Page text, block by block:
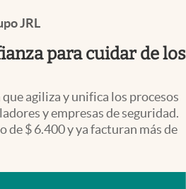
JRL
para cuidar de los
agiliza y unifica los procesos
y empresas de seguridad.
de $ 6.400 y ya facturan más de